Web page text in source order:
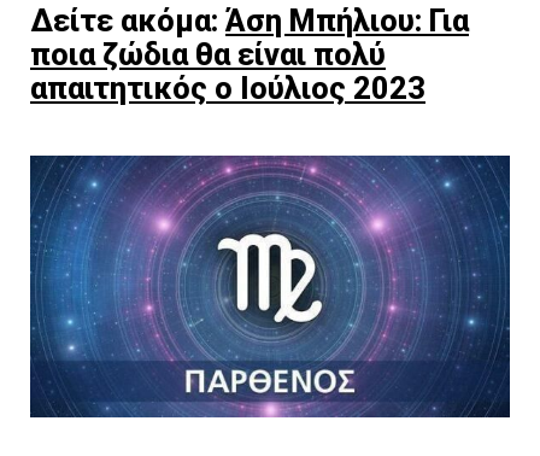
Δείτε ακόμα: Άση Μπήλιου: Για
ποια ζώδια θα είναι πολύ
απαιτητικός ο Ιούλιος 2023